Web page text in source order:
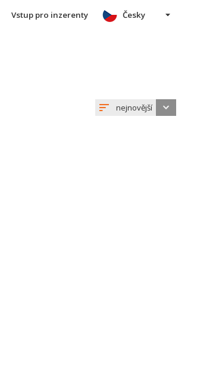
Vstup pro inzerenty Česky
nejnovější